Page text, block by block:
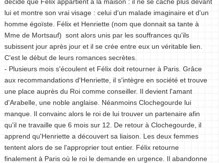
lui et montre son vrai visage : celui d'un malade imaginaire et d'un
homme égoïste. Félix et Henriette (nom que donnait sa tante à
Mme de Mortsauf) sont alors unis par les souffrances qu'ils
subissent jour après jour et il se crée entre eux un véritable lien.
C'est le début de leurs romances secrètes.
- Plusieurs mois s'écoulent et Félix doit retourner à Paris. Grâce
aux recommandations d'Henriette, il s'intègre en société et trouve
une place auprès du Roi comme conseiller. Il devient l'amant
d'Arabelle, une noble anglaise. Néanmoins Clochegourde lui
manque. Il convainc alors le roi de lui trouver un partenaire afin
qu'il ne travaille que 6 mois sur 12. De retour à Clochegourde, il
apprend qu'Henriette a découvert sa liaison. Les deux femmes
tentent alors de se l'approprier tout entier. Félix retourne
finalement à Paris où le roi le demande en urgence. Il abandonne